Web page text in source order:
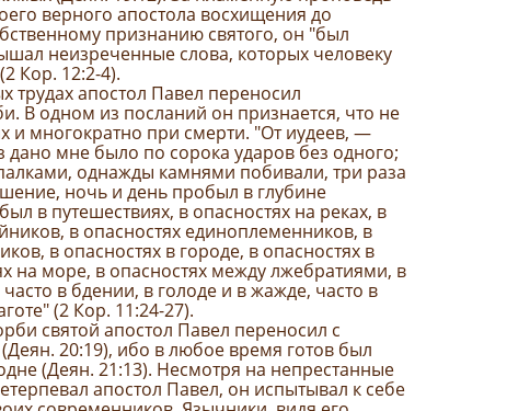
верного апостола восхищения до
признанию святого, он "был
неизреченные слова, которых человеку
Кор. 12:2-4).
трудах апостол Павел переносил
В одном из посланий он признается, что не
и многократно при смерти. "От иудеев, —
мне было по сорока ударов без одного;
однажды камнями побивали, три раза
ночь и день пробыл в глубине
в путешествиях, в опасностях на реках, в
в опасностях единоплеменников, в
в опасностях в городе, в опасностях в
на море, в опасностях между лжебратиями, в
в бдении, в голоде и в жажде, часто в
(2 Кор. 11:24-27).
святой апостол Павел переносил с
20:19), ибо в любое время готов был
(Деян. 21:13). Несмотря на непрестанные
апостол Павел, он испытывал к себе